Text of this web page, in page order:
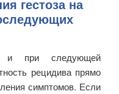
гестоза на
и при следующей
рецидива прямо
симптомов. Если